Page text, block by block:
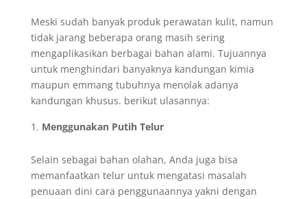
Meski sudah banyak produk perawatan kulit, namun
tidak jarang beberapa orang masih sering
mengaplikasikan berbagai bahan alami. Tujuannya
untuk menghindari banyaknya kandungan kimia
maupun emmang tubuhnya menolak adanya
kandungan khusus. berikut ulasannya:
Menggunakan Putih Telur
Selain sebagai bahan olahan, Anda juga bisa
memanfaatkan telur untuk mengatasi masalah
penuaan dini cara penggunaannya yakni dengan